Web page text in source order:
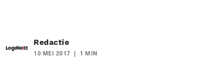
Redactie
10 MEI 2017 1 MIN